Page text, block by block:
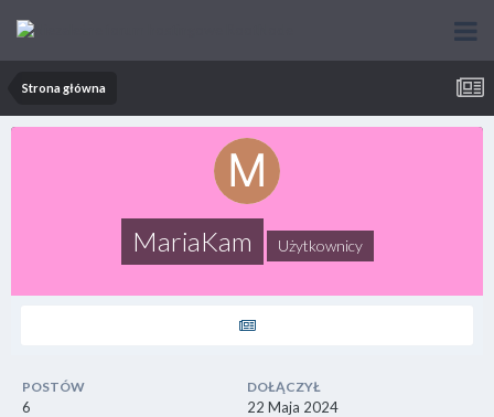
Strona główna
MariaKam Użytkownicy
POSTÓW
6
DOŁĄCZYŁ
22 Maja 2024